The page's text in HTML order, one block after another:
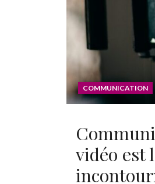
COMMUNICATION
vidéo est